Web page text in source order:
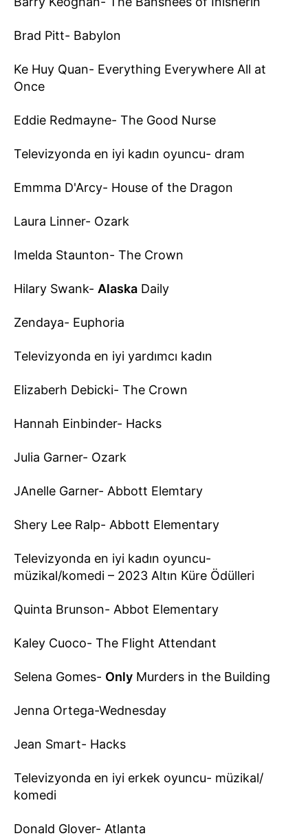
Brad Pitt- Babylon
Ke Huy Quan- Everything Everywhere All at
Once
Eddie Redmayne- The Good Nurse
Televizyonda en iyi kadın oyuncu- dram
Emmma D'Arcy- House of the Dragon
Laura Linner- Ozark
Imelda Staunton- The Crown
Hilary Swank- Alaska Daily
Zendaya- Euphoria
Televizyonda en iyi yardımcı kadın
Elizaberh Debicki- The Crown
Hannah Einbinder- Hacks
Julia Garner- Ozark
JAnelle Garner- Abbott Elemtary
Shery Lee Ralp- Abbott Elementary
Televizyonda en iyi kadın oyuncu-
müzikal/komedi – 2023 Altın Küre Ödülleri
Quinta Brunson- Abbot Elementary
Kaley Cuoco- The Flight Attendant
Selena Gomes- Only Murders in the Building
Jenna Ortega-Wednesday
Jean Smart- Hacks
Televizyonda en iyi erkek oyuncu- müzikal/
komedi
Donald Glover- Atlanta